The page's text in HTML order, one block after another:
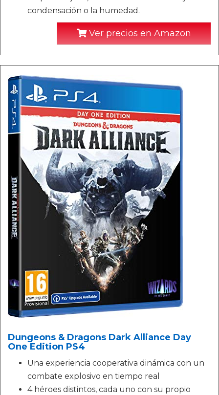
condensación o la humedad.
Ver precios en Amazon
Dungeons & Dragons Dark Alliance Day
One Edition PS4
Una experiencia cooperativa dinámica con un
combate explosivo en tiempo real
4 héroes distintos, cada uno con su propio